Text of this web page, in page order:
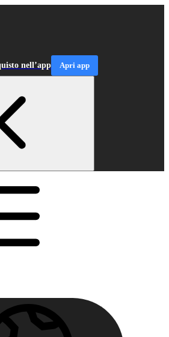
nell’app Apri app